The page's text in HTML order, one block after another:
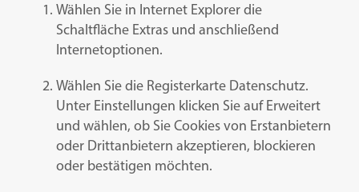
Wählen Sie in Internet Explorer die
Schaltfläche Extras und anschließend
Internetoptionen.
Wählen Sie die Registerkarte Datenschutz.
Unter Einstellungen klicken Sie auf Erweitert
und wählen, ob Sie Cookies von Erstanbietern
oder Drittanbietern akzeptieren, blockieren
oder bestätigen möchten.